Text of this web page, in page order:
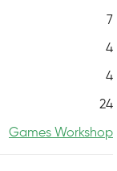
7
4
4
24
Games Workshop